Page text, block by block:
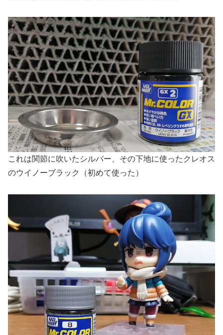
これは関節に吹いたシルバー、その下地に使ったクレオス
のウイノーブラック（初めて使った）